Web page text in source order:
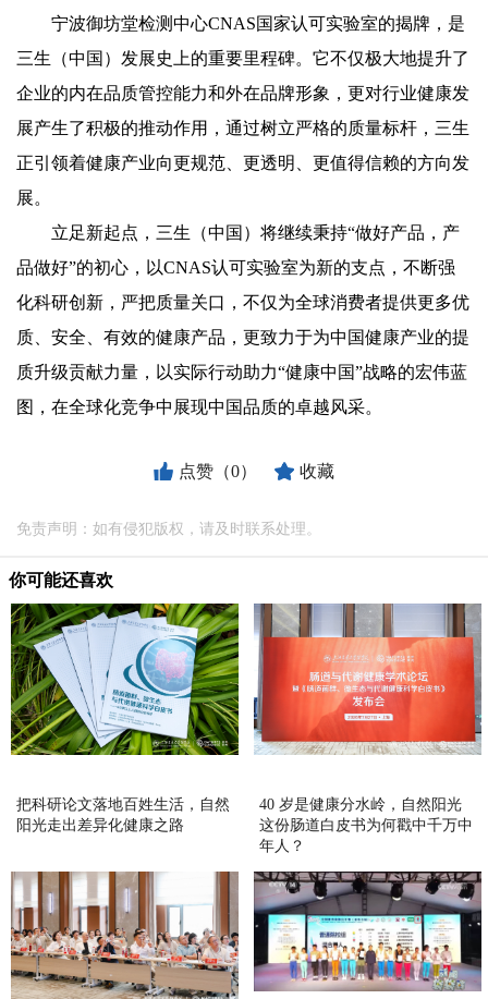
宁波御坊堂检测中心CNAS国家认可实验室的揭牌，是
三生（中国）发展史上的重要里程碑。它不仅极大地提升了
企业的内在品质管控能力和外在品牌形象，更对行业健康发
展产生了积极的推动作用，通过树立严格的质量标杆，三生
正引领着健康产业向更规范、更透明、更值得信赖的方向发
展。
立足新起点，三生（中国）将继续秉持“做好产品，产
品做好”的初心，以CNAS认可实验室为新的支点，不断强
化科研创新，严把质量关口，不仅为全球消费者提供更多优
质、安全、有效的健康产品，更致力于为中国健康产业的提
质升级贡献力量，以实际行动助力“健康中国”战略的宏伟蓝
图，在全球化竞争中展现中国品质的卓越风采。
点赞（0） 收藏
免责声明：如有侵犯版权，请及时联系处理。
你可能还喜欢
把科研论文落地百姓生活，自然
阳光走出差异化健康之路
40 岁是健康分水岭，自然阳光
这份肠道白皮书为何戳中千万中
年人？